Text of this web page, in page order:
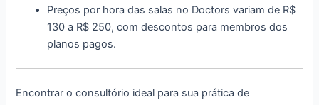
Preços por hora das salas no Doctors variam de R$
130 a R$ 250, com descontos para membros dos
planos pagos.
Encontrar o consultório ideal para sua prática de